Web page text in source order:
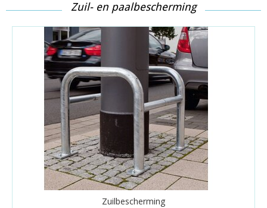
Zuil- en paalbescherming
Zuilbescherming